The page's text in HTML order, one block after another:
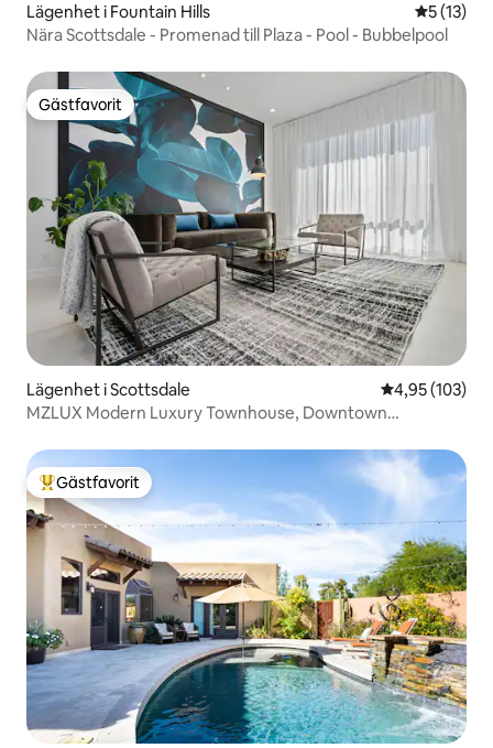
Lägenhet i Fountain Hills 5 av 5 i
5 (13)
Nära Scottsdale - Promenad till Plaza - Pool - Bubbelpool
Gästfavorit
Gästfavorit
Lägenhet i Scottsdale 4,95 av 5 i
4,95 (103)
MZLUX Modern Luxury Townhouse, Downtown
Populär gästfavorit
Gästfavorit